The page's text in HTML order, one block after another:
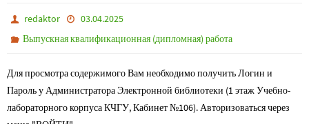
redaktor
03.04.2025
Выпускная квалификационная (дипломная) работа
Для просмотра содержимого Вам необходимо получить Логин и
Пароль у Администратора Электронной библиотеки (1 этаж Учебно-
лабораторного корпуса КЧГУ, Кабинет №106). Авторизоваться через